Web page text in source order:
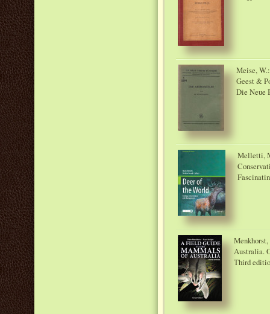
Meise,
Geest &
Die Neue
Melletti,
Australia.
Third